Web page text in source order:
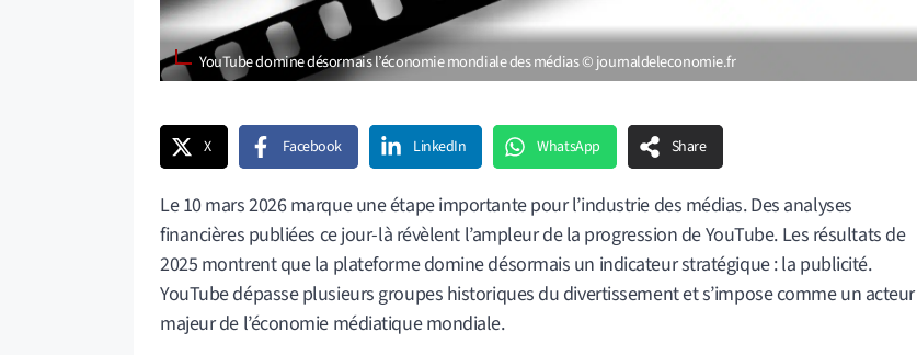
YouTube domine désormais l’économie mondiale des médias © journaldeleconomie.fr
X Facebook LinkedIn WhatsApp Share
Le 10 mars 2026 marque une étape importante pour l’industrie des médias. Des analyses
financières publiées ce jour-là révèlent l’ampleur de la progression de YouTube. Les résultats de
2025 montrent que la plateforme domine désormais un indicateur stratégique : la publicité.
YouTube dépasse plusieurs groupes historiques du divertissement et s’impose comme un acteur
majeur de l’économie médiatique mondiale.